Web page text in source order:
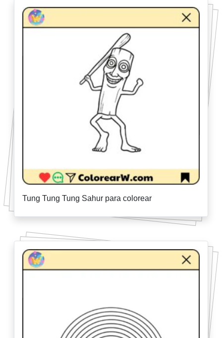
Tung Tung Tung Sahur para colorear